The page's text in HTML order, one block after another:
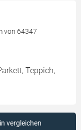
von 64347
Teppich,
vergleichen